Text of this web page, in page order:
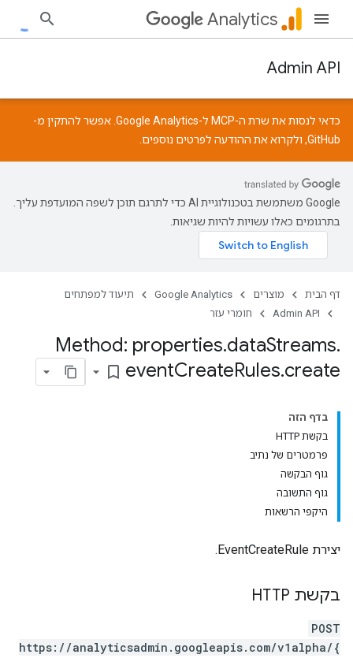
Analytics
Admin API
כדאי לנסות את שרת ה-MCP ל-Google Analytics. אפשר להתקין מ-
GitHub, ולקרוא את ההודעה לפרטים נוספים.
‫Google משתמשת בטכנולוגיית AI כדי לתרגם תוכן לשפה המועדפת עליך.
בתרגומים כאלו עשויות להיות שגיאות.
דף הבית מוצרים Google Analytics
תיעוד למפתחים
Admin API
חומרי עזר
Method: properties.dataStreams.
eventCreateRules.create
bookmark_border
בדף הזה
בקשת HTTP
פרמטרים של נתיב
גוף הבקשה
גוף התשובה
היקפי הרשאות
יצירת EventCreateRule.
בקשת HTTP
POST
https://analyticsadmin.googleapis.com/v1alpha/{